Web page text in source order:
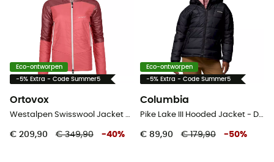
Eco-ontworpen
-5% Extra - Code Summer5
Ortovox
Westalpen Swisswool Jacket - Donsjack - Dames
€ 209,90 € 349,90 -40%
Eco-ontworpen
-5% Extra - Code Summer5
Columbia
Pike Lake III Hooded Jacket - Donsjack - Dames
€ 89,90 € 179,90 -50%